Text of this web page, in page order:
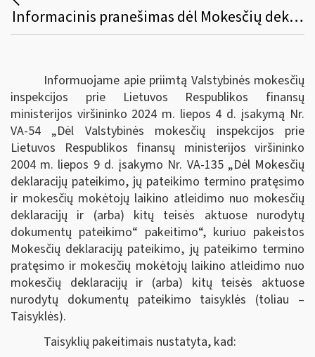
Informacinis pranešimas dėl Mokesčių deklaracijų pateikimo, jų pateikimo termino pratęsimo ir mokesčių mokėtojų laikino atleidimo nuo mokesčių deklaracijų ir (arba) kitų teisės aktuose nurodytų dokumentų pateikimo taisyklių pakeitimo
Informuojame apie priimtą Valstybinės mokesčių
inspekcijos prie Lietuvos Respublikos finansų
ministerijos viršininko 2024 m. liepos 4 d. įsakymą Nr.
VA-54 „Dėl Valstybinės mokesčių inspekcijos prie
Lietuvos Respublikos finansų ministerijos viršininko
2004 m. liepos 9 d. įsakymo Nr. VA-135 „Dėl Mokesčių
deklaracijų pateikimo, jų pateikimo termino pratęsimo
ir mokesčių mokėtojų laikino atleidimo nuo mokesčių
deklaracijų ir (arba) kitų teisės aktuose nurodytų
dokumentų pateikimo“ pakeitimo“, kuriuo pakeistos
Mokesčių deklaracijų pateikimo, jų pateikimo termino
pratęsimo ir mokesčių mokėtojų laikino atleidimo nuo
mokesčių deklaracijų ir (arba) kitų teisės aktuose
nurodytų dokumentų pateikimo taisyklės (toliau –
Taisyklės).
Taisyklių pakeitimais nustatyta, kad: